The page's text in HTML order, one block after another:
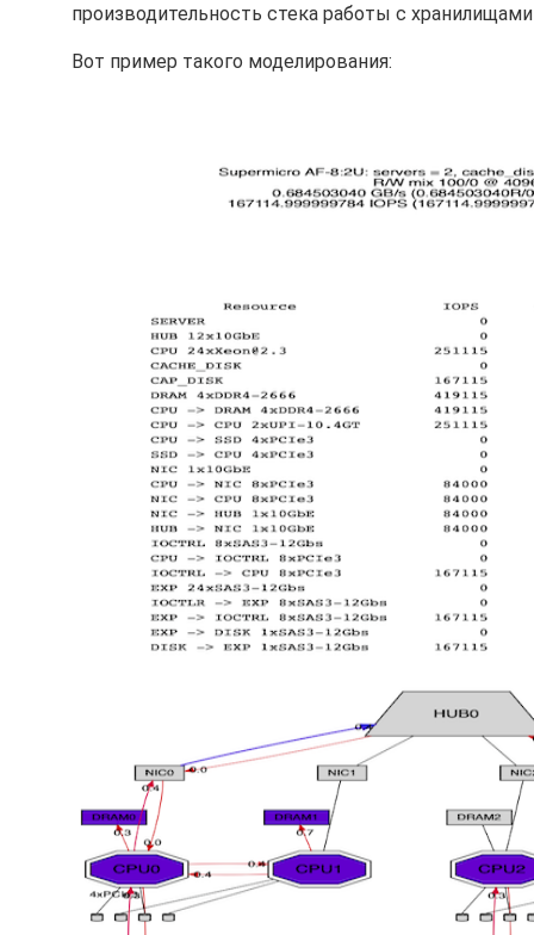
производительность стека работы с
Вот пример такого моделирования: